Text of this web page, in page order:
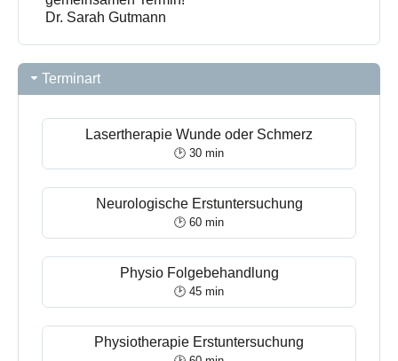
Dr. Sarah Gutmann
Terminart
Lasertherapie Wunde oder Schmerz
🕑 30 min
Neurologische Erstuntersuchung
🕑 60 min
Physio Folgebehandlung
🕑 45 min
Physiotherapie Erstuntersuchung